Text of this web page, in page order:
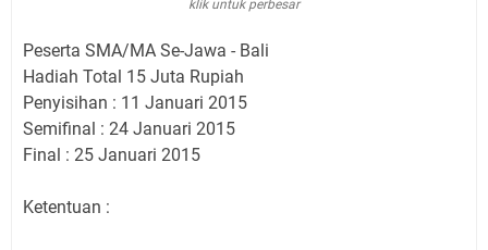
klik untuk perbesar
​Peserta SMA/MA Se-Jawa - Bali
Hadiah Total 15 Juta Rupiah
Penyisihan : 11 Januari 2015
Semifinal : 24 Januari 2015
Final : 25 Januari 2015
Ketentuan :